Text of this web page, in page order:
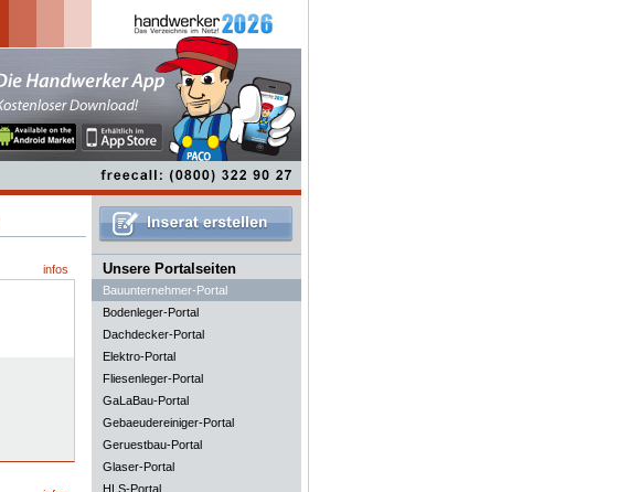
infos Unsere Portalseiten
Bauunternehmer-Portal
Bodenleger-Portal
Dachdecker-Portal
Elektro-Portal
Fliesenleger-Portal
GaLaBau-Portal
Gebaeudereiniger-Portal
Geruestbau-Portal
Glaser-Portal
HLS-Portal